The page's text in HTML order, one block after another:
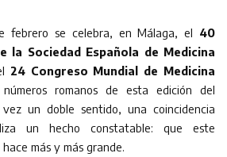
febrero se celebra, en Málaga, el 40
la Sociedad Española de Medicina
24 Congreso Mundial de Medicina
romanos de esta edición del
un doble sentido, una coincidencia
un hecho constatable: que este
más y más grande.